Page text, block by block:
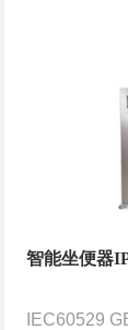
智能坐便器
IEC60529